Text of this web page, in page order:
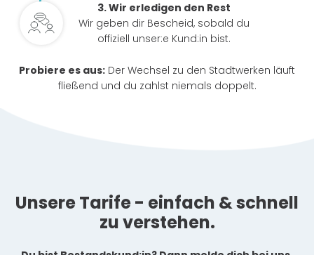
3. Wir erledigen den Rest
Wir geben dir Bescheid, sobald du
offiziell unser:e Kund:in bist.
Probiere es aus: Der Wechsel zu den Stadtwerken läuft
fließend und du zahlst niemals doppelt.
Unsere Tarife - einfach & schnell
zu verstehen.